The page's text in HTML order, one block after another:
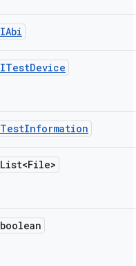
IAbi
ITestDevice
TestInformation
List<File>
boolean